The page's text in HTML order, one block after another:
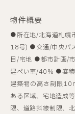
物件概要
所在地/北海道札幌
18号)
交通/中央バ
目/宅地 都市計画/
建ぺい率/40% 容
建築物の高さ制限
ある区域、宅地造成
限、道路斜線制限、